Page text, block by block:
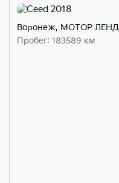
Воронеж, МОТОР ЛЕНД
Пробег: 183589 км